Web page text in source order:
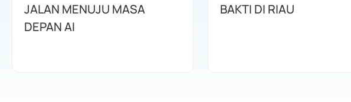
JALAN MENUJU MASA
DEPAN AI
BAKTI DI RIAU